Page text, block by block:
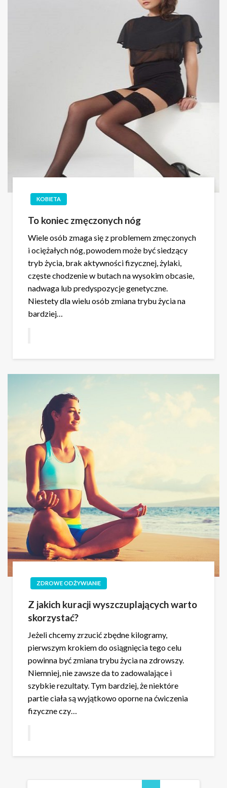
KOBIETA
To koniec zmęczonych nóg
Wiele osób zmaga się z problemem zmęczonych
i ociężałych nóg, powodem może być siedzący
tryb życia, brak aktywności fizycznej, żylaki,
częste chodzenie w butach na wysokim obcasie,
nadwaga lub predyspozycje genetyczne.
Niestety dla wielu osób zmiana trybu życia na
bardziej…
ZDROWE ODŻYWIANIE
Z jakich kuracji wyszczuplających warto
skorzystać?
Jeżeli chcemy zrzucić zbędne kilogramy,
pierwszym krokiem do osiągnięcia tego celu
powinna być zmiana trybu życia na zdrowszy.
Niemniej, nie zawsze da to zadowalające i
szybkie rezultaty. Tym bardziej, że niektóre
partie ciała są wyjątkowo oporne na ćwiczenia
fizyczne czy…
Stronicowanie